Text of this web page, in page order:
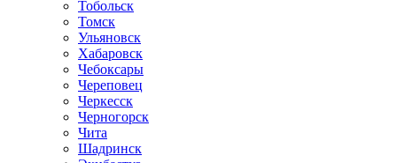
Тобольск
Томск
Ульяновск
Хабаровск
Чебоксары
Череповец
Черкесск
Черногорск
Чита
Шадринск